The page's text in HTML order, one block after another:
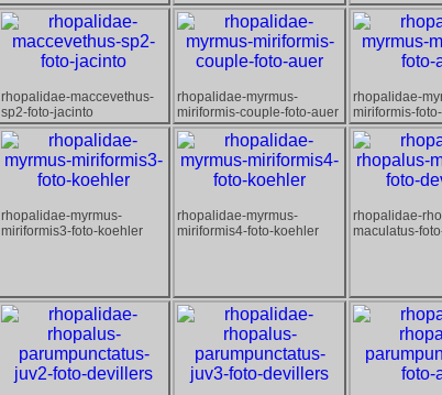
rhopalidae-maccevethus-
sp2-foto-jacinto
rhopalidae-myrmus-
miriformis-couple-foto-auer
rhopalidae-
miriformis-
rhopalidae-myrmus-
miriformis3-foto-koehler
rhopalidae-myrmus-
miriformis4-foto-koehler
rhopalidae-
maculatus-